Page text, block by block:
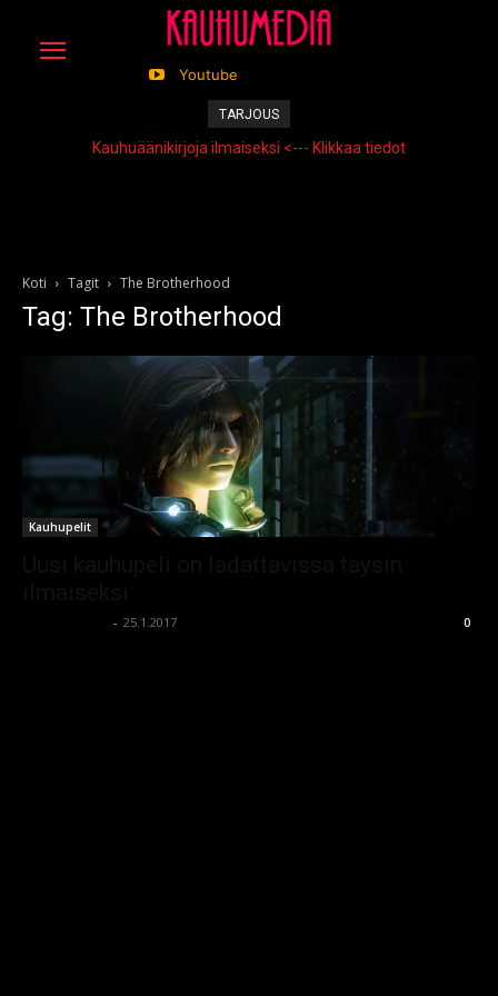
Youtube
TARJOUS
Kauhuäänikirjoja ilmaiseksi <--- Klikkaa tiedot
Koti Tagit The Brotherhood
Tag: The Brotherhood
Kauhupelit
- 25.1.2017 0